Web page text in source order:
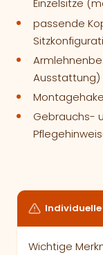
Einzelsitze
passende
Ausstattung)
Gebrauchs-
Wichtige